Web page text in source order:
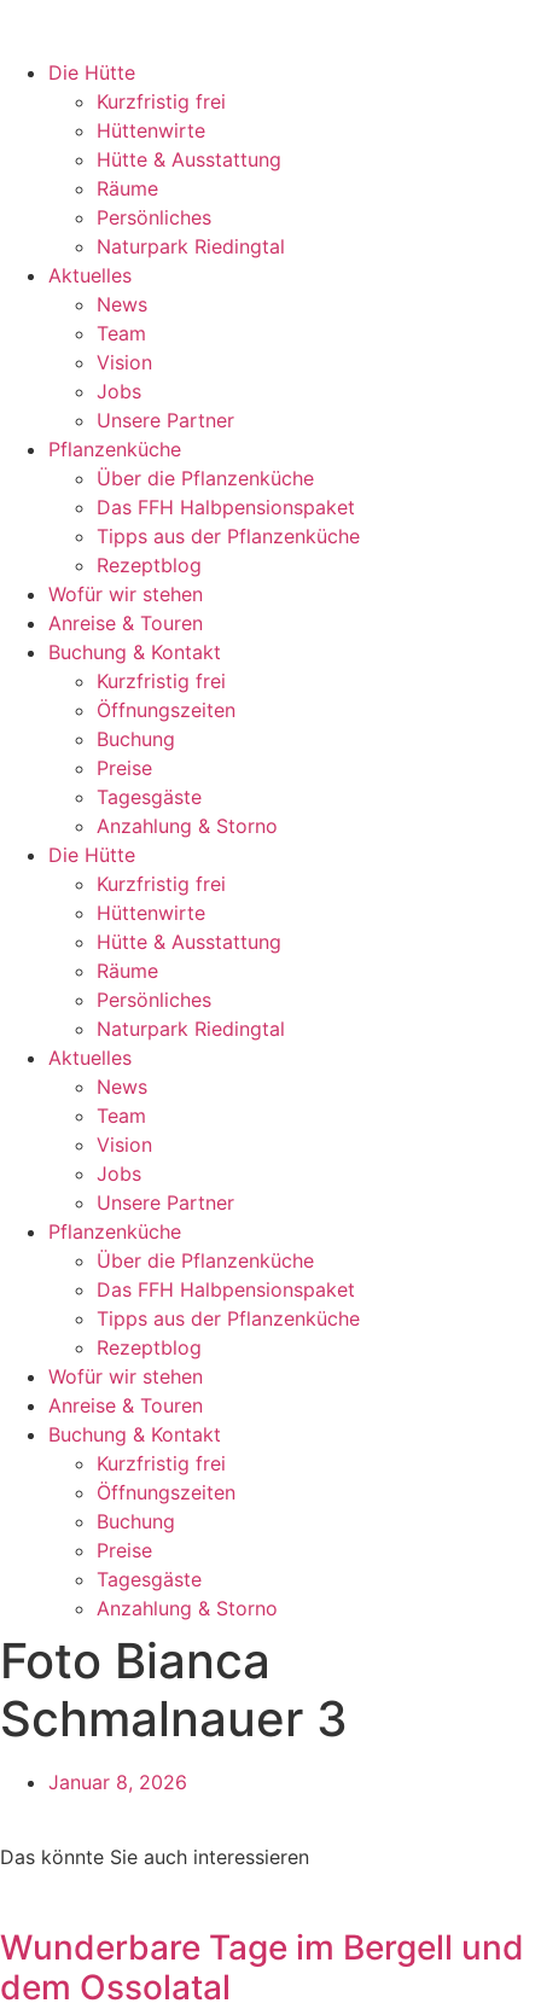
springenDie Hütte
Kurzfristig frei
Hüttenwirte
Hütte & Ausstattung
Räume
Persönliches
Naturpark Riedingtal
Aktuelles
News
Team
Vision
Jobs
Unsere Partner
Pflanzenküche
Über die Pflanzenküche
Das FFH Halbpensionspaket
Tipps aus der Pflanzenküche
Rezeptblog
Wofür wir stehen
Anreise & Touren
Buchung & Kontakt
Kurzfristig frei
Öffnungszeiten
Buchung
Preise
Tagesgäste
Anzahlung & Storno
Die Hütte
Kurzfristig frei
Hüttenwirte
Hütte & Ausstattung
Räume
Persönliches
Naturpark Riedingtal
Aktuelles
News
Team
Vision
Jobs
Unsere Partner
Pflanzenküche
Über die Pflanzenküche
Das FFH Halbpensionspaket
Tipps aus der Pflanzenküche
Rezeptblog
Wofür wir stehen
Anreise & Touren
Buchung & Kontakt
Kurzfristig frei
Öffnungszeiten
Buchung
Preise
Tagesgäste
Anzahlung & Storno
Foto Bianca
Schmalnauer 3
Januar 8, 2026
Das könnte Sie auch interessieren
Wunderbare Tage im Bergell und
dem Ossolatal